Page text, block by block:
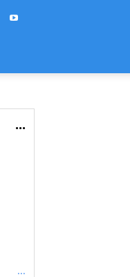
...
...